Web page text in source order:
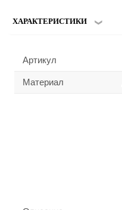
ХАРАКТЕРИСТИКИ
Артикул
Материал